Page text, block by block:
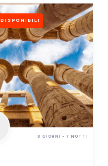
8 GIORNI - 7 NOTTI